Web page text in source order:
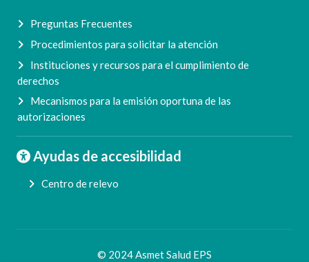
Preguntas Frecuentes
Procedimientos para solicitar la atención
Instituciones y recursos para el cumplimiento de
derechos
Mecanismos para la emisión oportuna de las
autorizaciones
Ayudas de accesibilidad
Centro de relevo
© 2024 Asmet Salud EPS